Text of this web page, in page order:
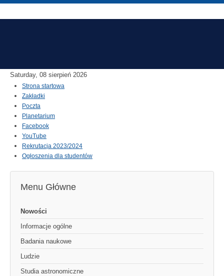
Saturday, 08 sierpień 2026
Strona startowa
Zakładki
Poczta
Planetarium
Facebook
YouTube
Rekrutacja 2023/2024
Ogłoszenia dla studentów
Menu Główne
Nowości
Informacje ogólne
Badania naukowe
Ludzie
Studia astronomiczne